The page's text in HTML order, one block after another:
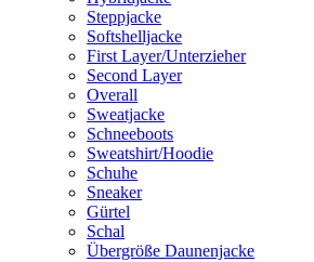
Steppjacke
Softshelljacke
First Layer/Unterzieher
Second Layer
Overall
Sweatjacke
Schneeboots
Sweatshirt/Hoodie
Schuhe
Sneaker
Gürtel
Schal
Übergröße Daunenjacke